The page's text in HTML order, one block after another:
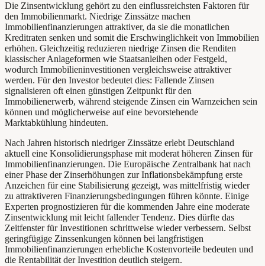
Die Zinsentwicklung gehört zu den einflussreichsten Faktoren für
den Immobilienmarkt. Niedrige Zinssätze machen
Immobilienfinanzierungen attraktiver, da sie die monatlichen
Kreditraten senken und somit die Erschwinglichkeit von Immobilien
erhöhen. Gleichzeitig reduzieren niedrige Zinsen die Renditen
klassischer Anlageformen wie Staatsanleihen oder Festgeld,
wodurch Immobilieninvestitionen vergleichsweise attraktiver
werden. Für den Investor bedeutet dies: Fallende Zinsen
signalisieren oft einen günstigen Zeitpunkt für den
Immobilienerwerb, während steigende Zinsen ein Warnzeichen sein
können und möglicherweise auf eine bevorstehende
Marktabkühlung hindeuten.
Nach Jahren historisch niedriger Zinssätze erlebt Deutschland
aktuell eine Konsolidierungsphase mit moderat höheren Zinsen für
Immobilienfinanzierungen. Die Europäische Zentralbank hat nach
einer Phase der Zinserhöhungen zur Inflationsbekämpfung erste
Anzeichen für eine Stabilisierung gezeigt, was mittelfristig wieder
zu attraktiveren Finanzierungsbedingungen führen könnte. Einige
Experten prognostizieren für die kommenden Jahre eine moderate
Zinsentwicklung mit leicht fallender Tendenz. Dies dürfte das
Zeitfenster für Investitionen schrittweise wieder verbessern. Selbst
geringfügige Zinssenkungen können bei langfristigen
Immobilienfinanzierungen erhebliche Kostenvorteile bedeuten und
die Rentabilität der Investition deutlich steigern.